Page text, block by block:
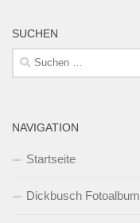
SUCHEN
Suchen
nach:
NAVIGATION
Startseite
Dickbusch Fotoalbum